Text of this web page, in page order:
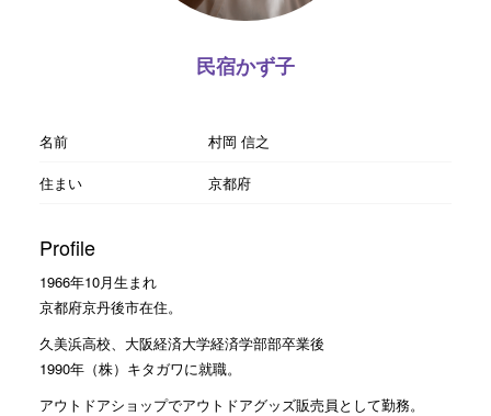
民宿かず子
名前
村岡 信之
住まい
京都府
Profile
1966年10月生まれ
京都府京丹後市在住。
久美浜高校、大阪経済大学経済学部部卒業後
1990年（株）キタガワに就職。
アウトドアショップでアウトドアグッズ販売員として勤務。